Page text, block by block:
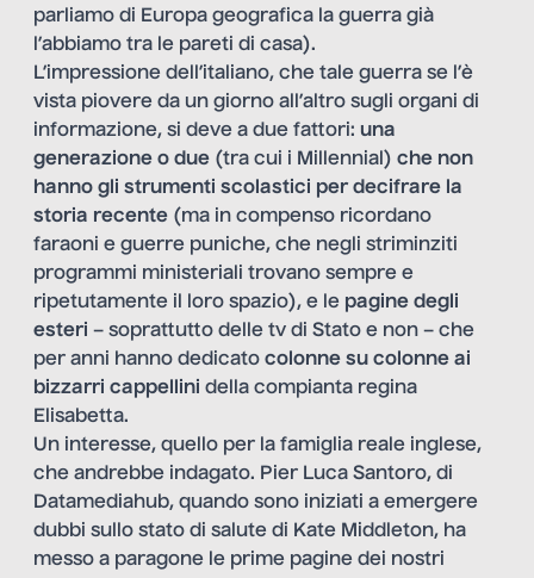
parliamo di Europa geografica la guerra già
l’abbiamo tra le pareti di casa).
L’impressione dell’italiano, che tale guerra se l’è
vista piovere da un giorno all’altro sugli organi di
informazione, si deve a due fattori: una
generazione o due (tra cui i Millennial) che non
hanno gli strumenti scolastici per decifrare la
storia recente (ma in compenso ricordano
faraoni e guerre puniche, che negli striminziti
programmi ministeriali trovano sempre e
ripetutamente il loro spazio), e le pagine degli
esteri – soprattutto delle tv di Stato e non – che
per anni hanno dedicato colonne su colonne ai
bizzarri cappellini della compianta regina
Elisabetta.
Un interesse, quello per la famiglia reale inglese,
che andrebbe indagato. Pier Luca Santoro, di
Datamediahub, quando sono iniziati a emergere
dubbi sullo stato di salute di Kate Middleton, ha
messo a paragone le prime pagine dei nostri